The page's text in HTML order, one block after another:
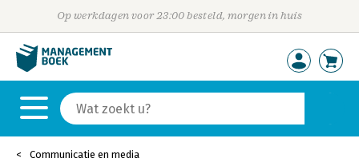
Op werkdagen voor 23:00 besteld, morgen in huis
Communicatie en media